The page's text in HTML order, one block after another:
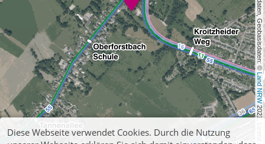
, Kartendaten, Geobasisdaten: ©
Land NRW
2021, Lizenz
Diese Webseite verwendet Cookies. Durch die Nutzung